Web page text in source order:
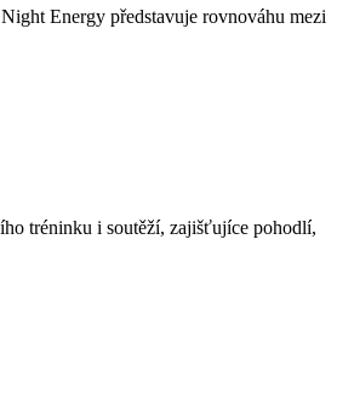
Energy představuje rovnováhu mezi
tréninku i soutěží, zajišťujíce pohodlí,